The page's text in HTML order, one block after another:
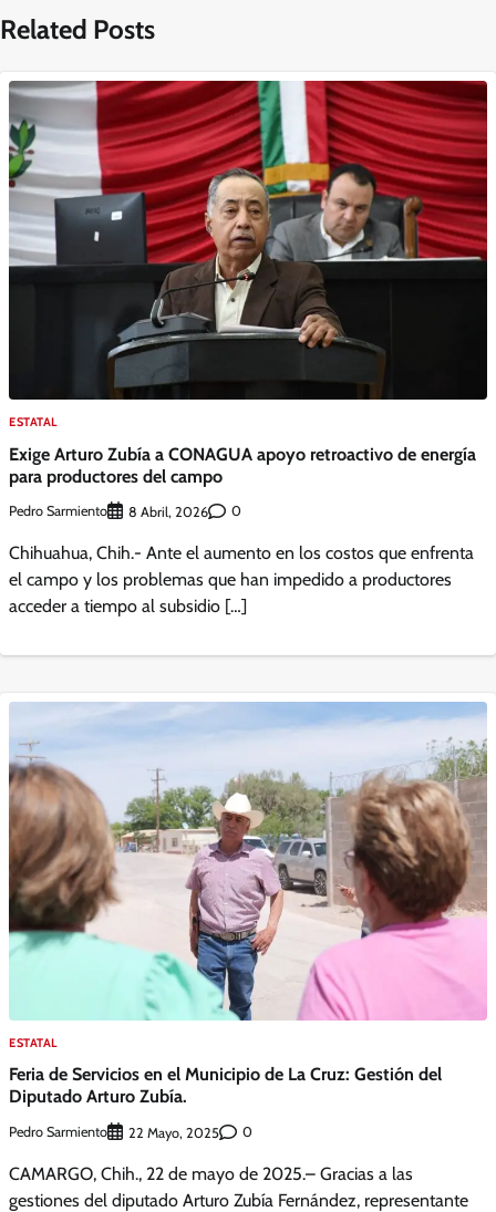
Related Posts
ESTATAL
Exige Arturo Zubía a CONAGUA apoyo retroactivo de energía
para productores del campo
Pedro Sarmiento 8 Abril, 2026 0
Chihuahua, Chih.- Ante el aumento en los costos que enfrenta
el campo y los problemas que han impedido a productores
acceder a tiempo al subsidio […]
ESTATAL
Feria de Servicios en el Municipio de La Cruz: Gestión del
Diputado Arturo Zubía.
Pedro Sarmiento 22 Mayo, 2025 0
CAMARGO, Chih., 22 de mayo de 2025.– Gracias a las
gestiones del diputado Arturo Zubía Fernández, representante